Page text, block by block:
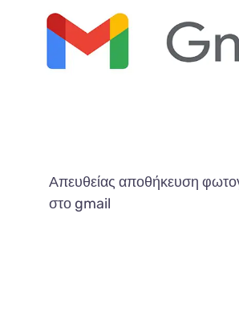
Απευθείας αποθήκευση
στο gmail